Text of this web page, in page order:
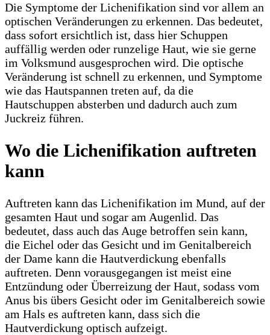
Die Symptome der Lichenifikation sind vor allem an
optischen Veränderungen zu erkennen. Das bedeutet,
dass sofort ersichtlich ist, dass hier Schuppen
auffällig werden oder runzelige Haut, wie sie gerne
im Volksmund ausgesprochen wird. Die optische
Veränderung ist schnell zu erkennen, und Symptome
wie das Hautspannen treten auf, da die
Hautschuppen absterben und dadurch auch zum
Juckreiz führen.
Wo die Lichenifikation auftreten
kann
Auftreten kann das Lichenifikation im Mund, auf der
gesamten Haut und sogar am Augenlid. Das
bedeutet, dass auch das Auge betroffen sein kann,
die Eichel oder das Gesicht und im Genitalbereich
der Dame kann die Hautverdickung ebenfalls
auftreten. Denn vorausgegangen ist meist eine
Entzündung oder Überreizung der Haut, sodass vom
Anus bis übers Gesicht oder im Genitalbereich sowie
am Hals es auftreten kann, dass sich die
Hautverdickung optisch aufzeigt.